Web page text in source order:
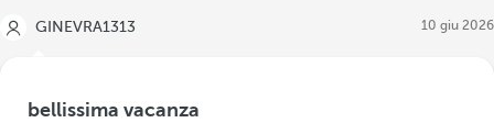
GINEVRA1313 10 giu 2026
bellissima vacanza